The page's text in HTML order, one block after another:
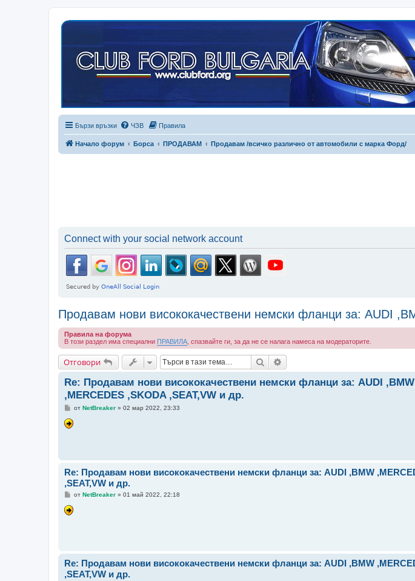
Бързи връзки ЧЗВ Правила
Начало форум Борса ПРОДАВАМ Продавам /всичко различно от автомобили с марка Форд/
Connect with your social network account
Продавам нови висококачествени немски фланци за: AUDI
Правила на форума
В този раздел има специални ПРАВИЛА , спазвайте ги, за да не се налага намеса на модераторите.
Отговори Търсене
Re: Продавам нови висококачествени немски фланци за: AUDI ,BMW
,MERCEDES ,SKODA ,SEAT,VW и др.
М
е
н
от NetBreaker» 02 мар 2022, 23:33
Re: Продавам нови висококачествени немски фланци за: AUDI ,BMW
,SEAT,VW и др.
М
е
н
от NetBreaker» 01 май 2022, 22:18
Re: Продавам нови висококачествени немски фланци за: AUDI ,BMW
,SEAT,VW и др.